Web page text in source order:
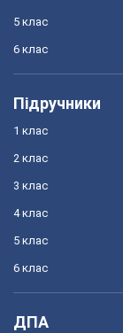
5 клас
6 клас
Підручники
1 клас
2 клас
3 клас
4 клас
5 клас
6 клас
ДПА